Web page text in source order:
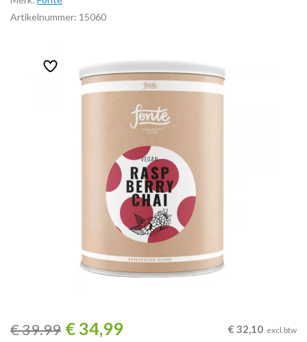
Artikelnummer: 15060
€39.99 € 34,99 € 32,10 excl.btw